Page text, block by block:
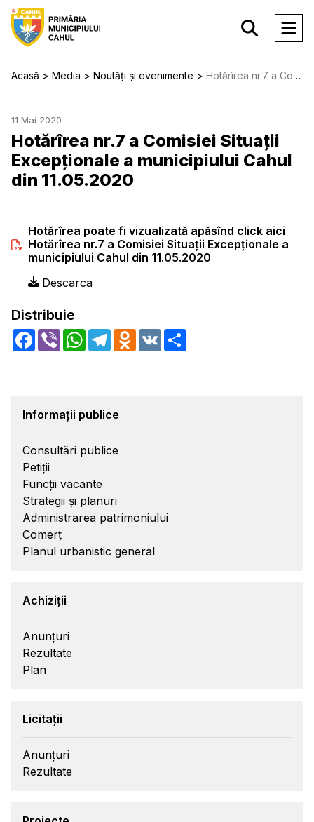
Acasă Media Noutăți și evenimente Hotărîrea nr.7 a Comisiei Situații Excepționale a municipiului Cahul din 11.05.2020
11 Mai 2020
Hotărîrea nr.7 a Comisiei Situații
Excepționale a municipiului Cahul
din 11.05.2020
Hotărîrea poate fi vizualizată apăsînd click aici
Hotărîrea nr.7 a Comisiei Situații Excepționale a
municipiului Cahul din 11.05.2020
Descarca
Distribuie
Facebook
Viber WhatsApp
TelegramOdnoklassniki
VK
Informații publice
Consultări publice
Petiții
Funcții vacante
Strategii și planuri
Administrarea patrimoniului
Comerț
Planul urbanistic general
Achiziții
Anunțuri
Rezultate
Plan
Licitații
Anunțuri
Rezultate